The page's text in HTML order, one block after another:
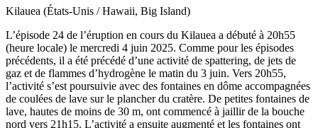
Kilauea (États-Unis / Hawaii, Big Island)
L’épisode 24 de l’éruption en cours du Kilauea a débuté à 20h55
(heure locale) le mercredi 4 juin 2025. Comme pour les épisodes
précédents, il a été précédé d’une activité de spattering, de jets de
gaz et de flammes d’hydrogène le matin du 3 juin. Vers 20h55,
l’activité s’est poursuivie avec des fontaines en dôme accompagnées
de coulées de lave sur le plancher du cratère. De petites fontaines de
lave, hautes de moins de 30 m, ont commencé à jaillir de la bouche
nord vers 21h15. L’activité a ensuite augmenté et les fontaines ont